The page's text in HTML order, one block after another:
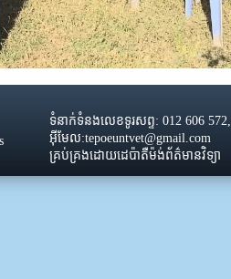
ទំនាក់ទំនងលេខទូរសព្ទ: 012 606
អ៊ីមែល:tepoeuntvet@gmail.com
គ្រប់គ្រងដោយដេប៉ាតឺម៉ង់ព័ត៌មានវិទ្យា